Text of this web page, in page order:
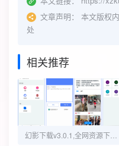
文章声明：
本文版权
处
相关推荐